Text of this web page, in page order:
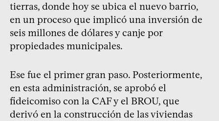
tierras, donde hoy se ubica el nuevo barrio,
en un proceso que implicó una inversión de
seis millones de dólares y canje por
propiedades municipales.
Ese fue el primer gran paso. Posteriormente,
en esta administración, se aprobó el
fideicomiso con la CAF y el BROU, que
derivó en la construcción de las viviendas